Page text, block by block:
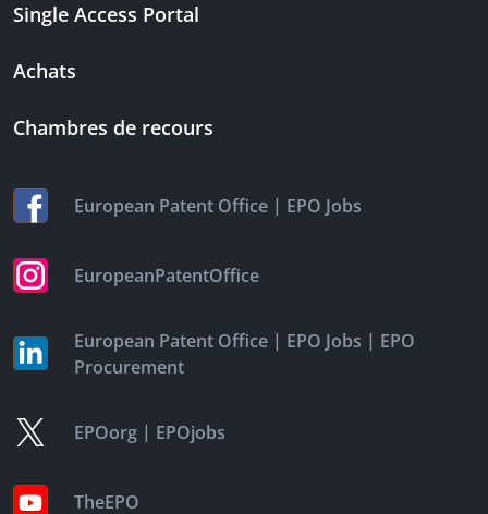
Single Access Portal
Achats
Chambres de recours
European Patent Office | EPO Jobs
EuropeanPatentOffice
European Patent Office | EPO Jobs | EPO
Procurement
EPOorg | EPOjobs
TheEPO